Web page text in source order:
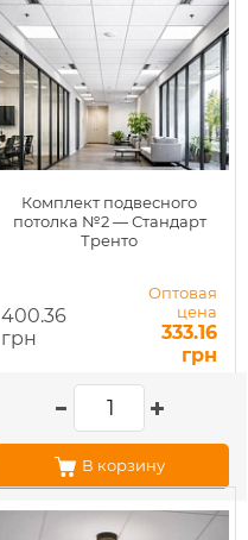
Комплект подвесного
потолка №2 — Стандарт
Тренто
400.36
грн
Оптовая
цена
333.16
грн
В корзину